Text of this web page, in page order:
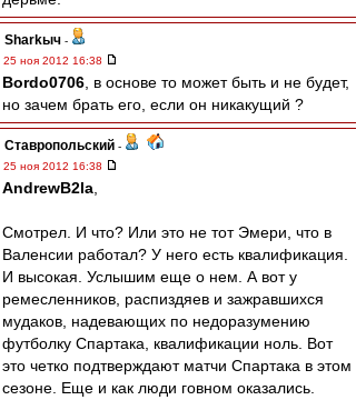
Sharkыч -
25 ноя 2012 16:38
Bordo0706 , в основе то может быть и не будет,
но зачем брать его, если он никакущий ?
Ставропольский -
25 ноя 2012 16:38
AndrewB2la
Смотрел. И что? Или это не тот Эмери, что в
Валенсии работал? У него есть квалификация.
И высокая. Услышим еще о нем. А вот у
ремесленников, распиздяев и зажравшихся
мудаков, надевающих по недоразумению
футболку Спартака, квалификации ноль. Вот
это четко подтверждают матчи Спартака в этом
сезоне. Еще и как люди говном оказались.